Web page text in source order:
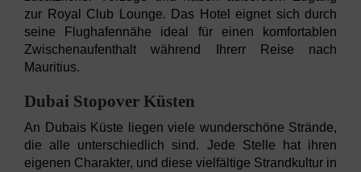
zur Royal Club Lounge. Das Hotel eignet sich durch
seine Flughafennähe ideal für einen komfortablen
Zwischenaufenthalt während Ihrerr Reise nach
Mauritius.
Dubai Stopover Küsten
An Dubais Küste liegen viele wunderschöne Strände,
die alle unterschiedlich sind. Jede Stelle hat ihren
eigenen Charakter, und diese vielfältige Strandkultur in